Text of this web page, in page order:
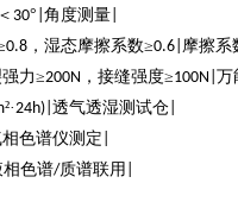
30° 角度测量
0.8 ，湿态摩擦系数≥0.6| 摩擦系
力≥200N ，接缝强度≥100N| 万
²·24h)| 透气透湿测试仓
色谱仪测定
相色谱/质谱联用